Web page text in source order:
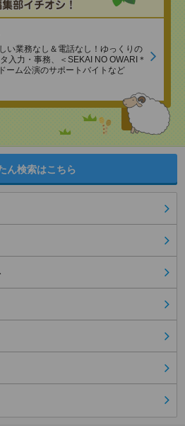
い業務なし＆電話なし！ゆっくりの
入力・事務、＜SEKAI NO OWARI＊
ーム公演のサポートバイトなど
ん検索はこちら